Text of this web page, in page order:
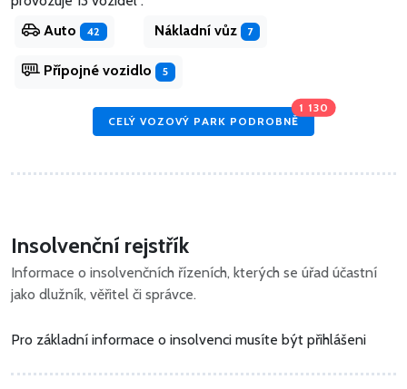
Auto
42 Nákladní vůz 7
Přípojné vozidlo 5
CELÝ VOZOVÝ PARK PODROBNĚ
1 130
Insolvenční rejstřík
Informace o insolvenčních řízeních, kterých se úřad účastní
jako dlužník, věřitel či správce.
Pro základní informace o insolvenci musíte být přihlášeni